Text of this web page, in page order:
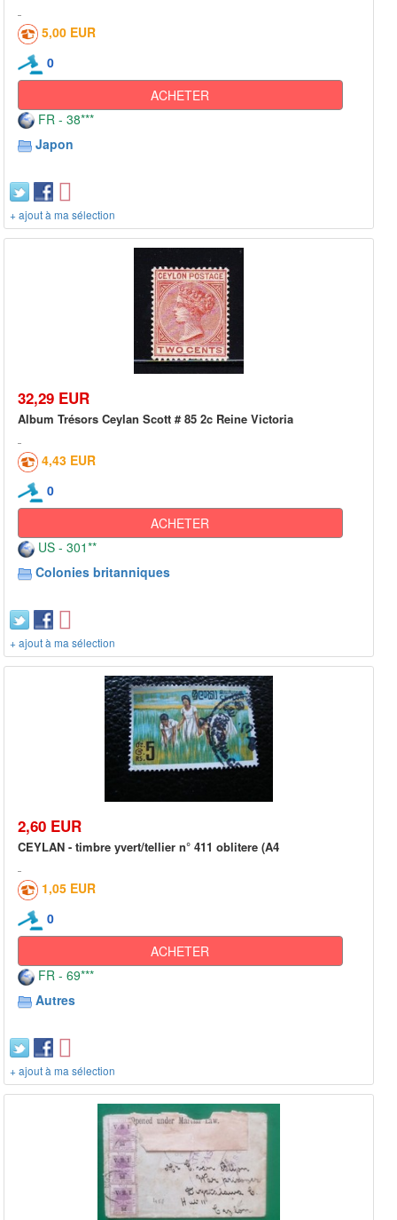
5,00 EUR
0
ACHETER
FR - 38***
Japon
+ ajout à ma sélection
32,29 EUR
Album Trésors Ceylan Scott # 85 2c Reine Victoria
4,43 EUR
0
ACHETER
US - 301**
Colonies britanniques
+ ajout à ma sélection
2,60 EUR
CEYLAN - timbre yvert/tellier n° 411 oblitere (A4
1,05 EUR
0
ACHETER
FR - 69***
Autres
+ ajout à ma sélection